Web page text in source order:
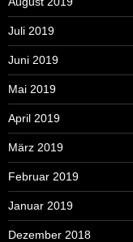
Juli 2019
Juni 2019
Mai 2019
April 2019
März 2019
Februar 2019
Januar 2019
Dezember 2018